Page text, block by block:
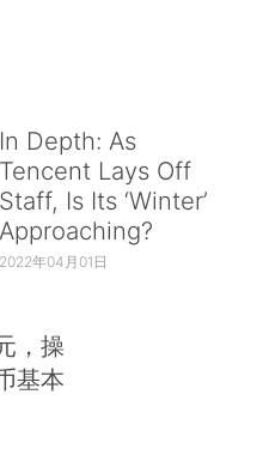
In Depth: As
Tencent Lays Off
Staff, Is Its ‘Winter’
Approaching?
2022年04月01日
，操
基本